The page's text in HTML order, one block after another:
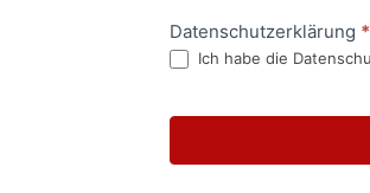
Datenschutzerklärung *
Ich habe die